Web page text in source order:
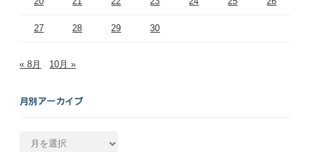
27 28 29 30
« 8月 10月 »
月別アーカイブ